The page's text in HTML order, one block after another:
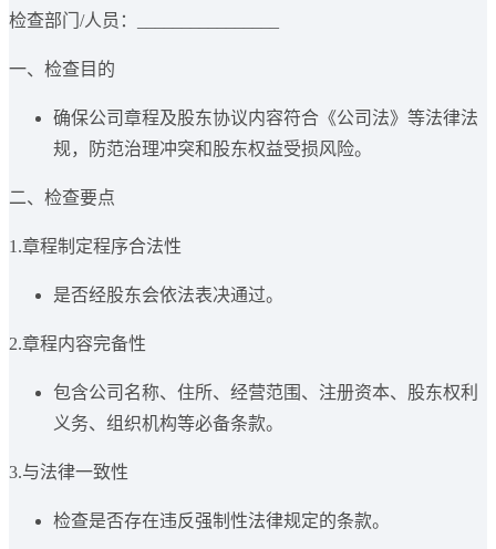
检查部门/人员：________________
一、检查目的
确保公司章程及股东协议内容符合《公司法》等法律法
规，防范治理冲突和股东权益受损风险。
二、检查要点
1.章程制定程序合法性
是否经股东会依法表决通过。
2.章程内容完备性
包含公司名称、住所、经营范围、注册资本、股东权利
义务、组织机构等必备条款。
3.与法律一致性
检查是否存在违反强制性法律规定的条款。